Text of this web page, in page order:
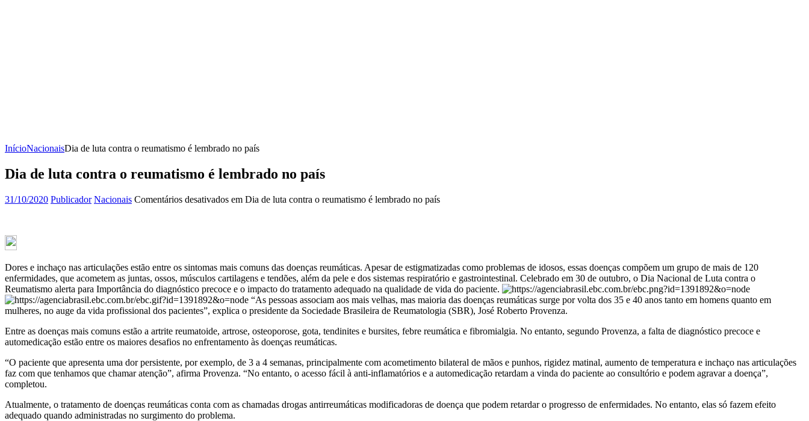
InícioNacionaisDia de luta contra o reumatismo é lembrado no país
Dia de luta contra o reumatismo é lembrado no país
31/10/2020 Publicador Nacionais Comentários desativados em Dia de luta contra o reumatismo é lembrado no país
Dores e inchaço nas articulações estão entre os sintomas mais comuns das doenças reumáticas. Apesar de estigmatizadas como problemas de idosos, essas doenças compõem um grupo de mais de 120
enfermidades, que acometem as juntas, ossos, músculos cartilagens e tendões, além da pele e dos sistemas respiratório e gastrointestinal. Celebrado em 30 de outubro, o Dia Nacional de Luta contra o
Reumatismo alerta para Importância do diagnóstico precoce e o impacto do tratamento adequado na qualidade de vida do paciente.
“As pessoas associam aos mais velhas, mas maioria das doenças reumáticas surge por volta dos 35 e 40 anos tanto em homens quanto em
mulheres, no auge da vida profissional dos pacientes”, explica o presidente da Sociedade Brasileira de Reumatologia (SBR), José Roberto Provenza.
Entre as doenças mais comuns estão a artrite reumatoide, artrose, osteoporose, gota, tendinites e bursites, febre reumática e fibromialgia. No entanto, segundo Provenza, a falta de diagnóstico precoce e
automedicação estão entre os maiores desafios no enfrentamento às doenças reumáticas.
“O paciente que apresenta uma dor persistente, por exemplo, de 3 a 4 semanas, principalmente com acometimento bilateral de mãos e punhos, rigidez matinal, aumento de temperatura e inchaço nas articulações
faz com que tenhamos que chamar atenção”, afirma Provenza. “No entanto, o acesso fácil à anti-inflamatórios e a automedicação retardam a vinda do paciente ao consultório e podem agravar a doença”,
completou.
Atualmente, o tratamento de doenças reumáticas conta com as chamadas drogas antirreumáticas modificadoras de doença que podem retardar o progresso de enfermidades. No entanto, elas só fazem efeito
adequado quando administradas no surgimento do problema.